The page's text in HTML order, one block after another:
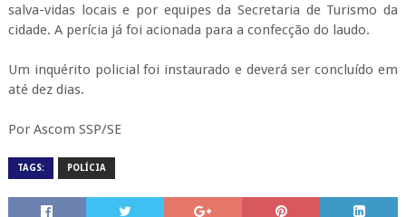
salva-vidas locais e por equipes da Secretaria de Turismo da
cidade. A perícia já foi acionada para a confecção do laudo.
Um inquérito policial foi instaurado e deverá ser concluído em
até dez dias.
Por Ascom SSP/SE
TAGS: POLÍCIA